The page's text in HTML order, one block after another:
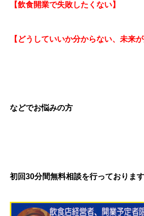
【飲食開業で失敗したくない】
【どうしていいか分からない、未来が
などでお悩みの方
初回30分間無料相談を行っております